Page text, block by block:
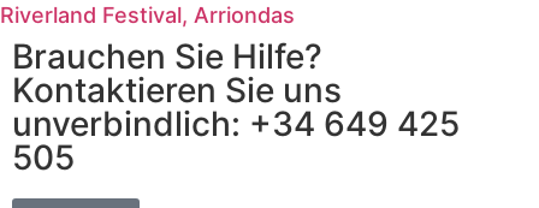
Riverland Festival, Arriondas
Brauchen Sie Hilfe?
Kontaktieren Sie uns
unverbindlich: +34 649 425
505